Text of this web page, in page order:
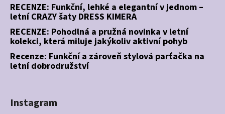
RECENZE: Funkční, lehké a elegantní v jednom –
letní CRAZY šaty DRESS KIMERA
RECENZE: Pohodlná a pružná novinka v letní
kolekci, která miluje jakýkoliv aktivní pohyb
Recenze: Funkční a zároveň stylová parťačka na
letní dobrodružství
Instagram